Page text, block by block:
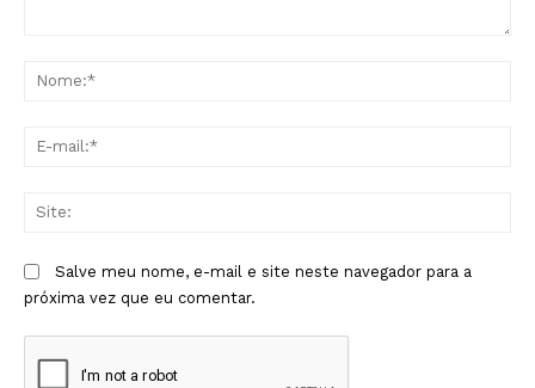
Salve meu nome, e-mail e site neste navegador para a
próxima vez que eu comentar.